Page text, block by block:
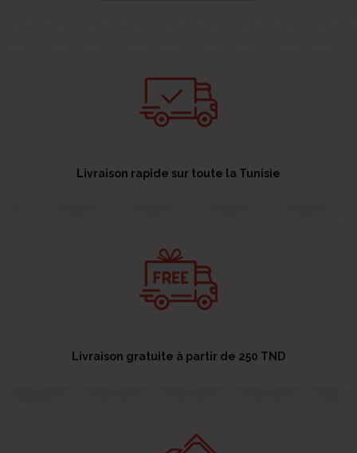
Livraison rapide sur toute la Tunisie
Livraison gratuite à partir de 250 TND